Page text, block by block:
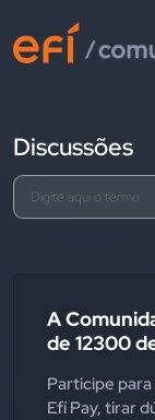
Discussões
A
de 12300
Participe
Efí Pay, tirar